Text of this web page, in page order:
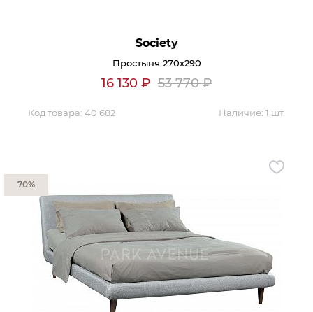
Society
Простыня 270х290
16 130 ₽ 53 770₽
Код товара: 40 682 Наличие: 1 шт.
70%